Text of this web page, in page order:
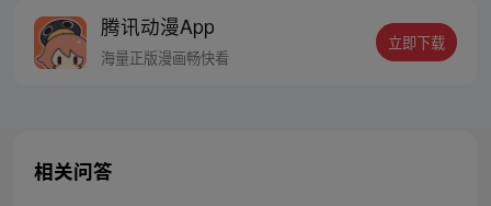
腾讯动漫App
海量正版漫画畅快看
立即下载
相关问答